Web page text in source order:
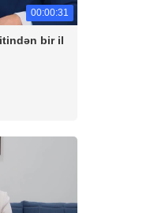
00:00:31
bir il